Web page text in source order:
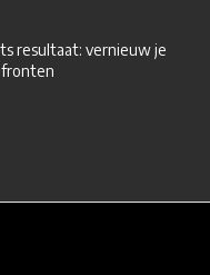
resultaat: vernieuw je